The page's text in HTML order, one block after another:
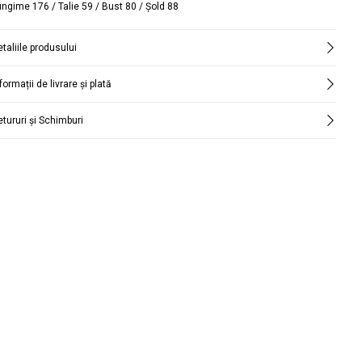
176 / Talie 59 / Bust 80 / Şold 88
produsului
de livrare și plată
și Schimburi
și oraș.
de perioadă.